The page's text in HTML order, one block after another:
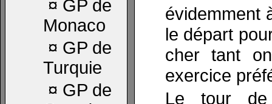
¤ GP de
Monaco
¤ GP de
Turquie
¤ GP de
évidemment
le départ
cher tant
exercice
Le tour de